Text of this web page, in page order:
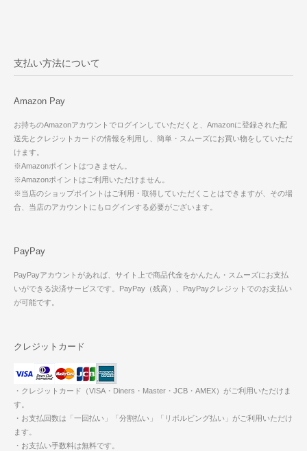
支払い方法について
Amazon Pay
お持ちのAmazonアカウントでログインしていただくと、Amazonに登録された配
送先とクレジットカードの情報を利用し、簡単・スムーズにお買い物をしていただ
けます。
※Amazonポイントはつきません。
※Amazonポイントはご利用いただけません。
※当店のショップポイントはご利用・取得していただくことはできますが、その場
合、当店のアカウントにもログインする必要がございます。
PayPay
PayPayアカウントがあれば、サイト上で商品代金をかんたん・スムーズにお支払
いができる決済サービスです。PayPay（残高）、PayPayクレジットでのお支払い
が可能です。
クレジットカード
・クレジットカード（VISA・Diners・Master・JCB・AMEX）がご利用いただけま
す。
・お支払回数は「一回払い」「分割払い」「リボルビング払い」がご利用いただけ
ます。
・お支払い手数料は無料です。